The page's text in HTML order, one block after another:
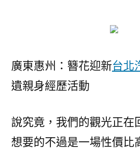
廣東惠州：簪花迎新台北
遺親身經歷活動
說究竟，我們的觀光正在
想要的不過是一場性價比